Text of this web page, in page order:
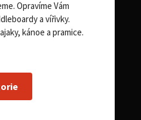
Opravíme Vám
a vířivky.
kánoe a pramice.